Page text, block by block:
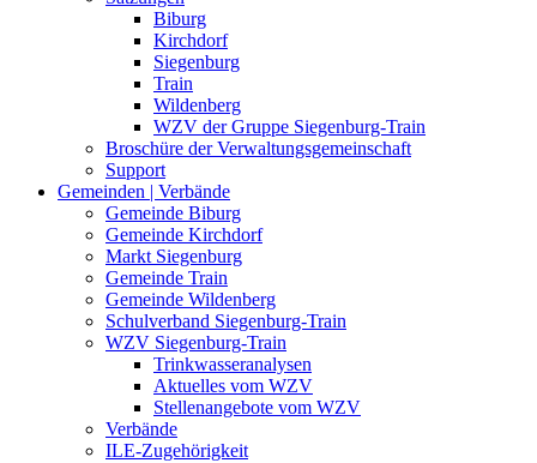
Biburg
Kirchdorf
Siegenburg
Train
Wildenberg
WZV der Gruppe Siegenburg-Train
Broschüre der Verwaltungsgemeinschaft
Support
Gemeinden | Verbände
Gemeinde Biburg
Gemeinde Kirchdorf
Markt Siegenburg
Gemeinde Train
Gemeinde Wildenberg
Schulverband Siegenburg-Train
WZV Siegenburg-Train
Trinkwasseranalysen
Aktuelles vom WZV
Stellenangebote vom WZV
Verbände
ILE-Zugehörigkeit